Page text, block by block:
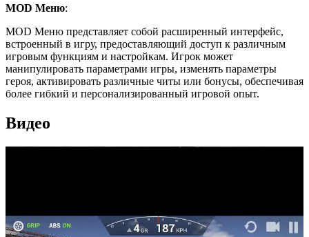
MOD Меню:
MOD Меню представляет собой расширенный интерфейс,
встроенный в игру, предоставляющий доступ к различным
игровым функциям и настройкам. Игрок может
манипулировать параметрами игры, изменять параметры
героя, активировать различные читы или бонусы, обеспечивая
более гибкий и персонализированный игровой опыт.
Видео